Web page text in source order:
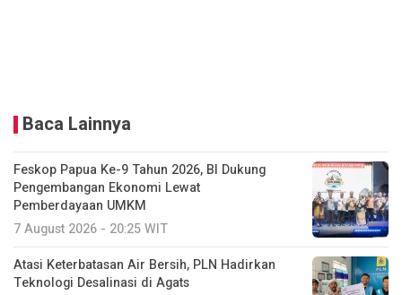
Baca Lainnya
Feskop Papua Ke-9 Tahun 2026, BI Dukung
Pengembangan Ekonomi Lewat
Pemberdayaan UMKM
7 August 2026 - 20:25 WIT
Atasi Keterbatasan Air Bersih, PLN Hadirkan
Teknologi Desalinasi di Agats